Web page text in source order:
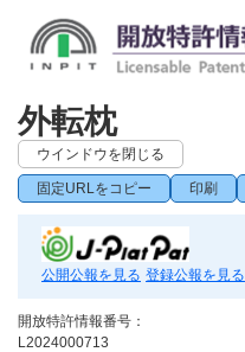
外転枕
ウインドウを閉じる
固定URLをコピー 印刷
公開公報を見る 登録公報を見る
開放特許情報番号：
L2024000713